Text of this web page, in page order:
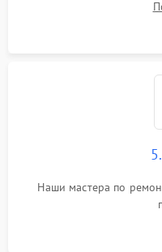
Наши мастера по